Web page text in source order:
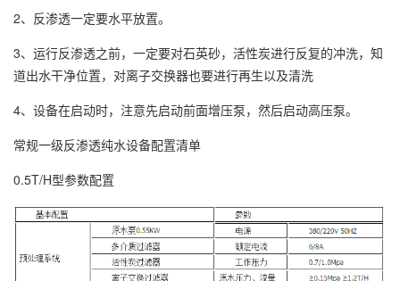
2、反渗透一定要水平放置。
3、运行反渗透之前，一定要对石英砂，活性炭进行反复的冲洗，知
道出水干净位置，对离子交换器也要进行再生以及清洗
4、设备在启动时，注意先启动前面增压泵，然后启动高压泵。
常规一级反渗透纯水设备配置清单
0.5T/H型参数配置